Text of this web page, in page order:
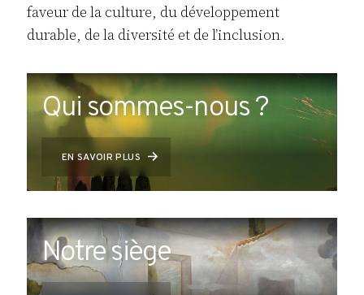
faveur de la culture, du développement
durable, de la diversité et de l’inclusion.
Qui sommes-nous ?
EN SAVOIR PLUS
Notre siège